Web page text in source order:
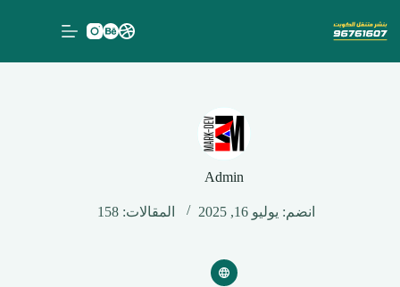
إلى
المحتوى
Admin
انضم: يوليو 16, 2025 المقالات: 158